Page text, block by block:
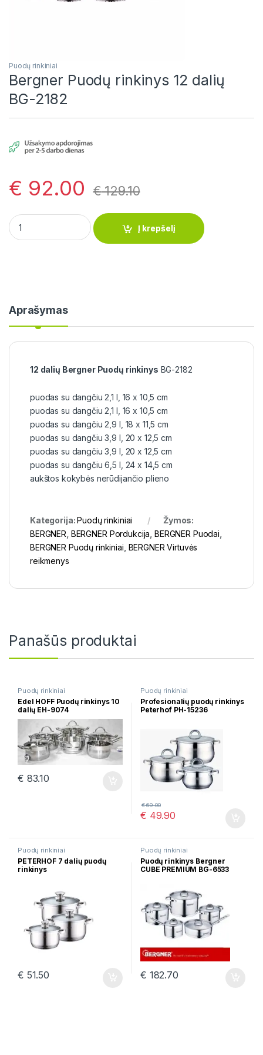
Puodų rinkiniai
Bergner Puodų rinkinys 12 dalių
BG-2182
€ 92.00 €129.10
Bergner Puodų rinkinys 12 dalių BG-2182 quantity
Į krepšelį
Aprašymas
12 dalių Bergner Puodų rinkinys BG-2182
puodas su dangčiu 2,1 l, 16 x 10,5 cm
puodas su dangčiu 2,1 l, 16 x 10,5 cm
puodas su dangčiu 2,9 l, 18 x 11,5 cm
puodas su dangčiu 3,9 l, 20 x 12,5 cm
puodas su dangčiu 3,9 l, 20 x 12,5 cm
puodas su dangčiu 6,5 l, 24 x 14,5 cm
aukštos kokybės nerūdijančio plieno
Kategorija:Puodų rinkiniai
Žymos:
BERGNER BERGNER Pordukcija BERGNER Puodai
BERGNER Puodų rinkiniai BERGNER Virtuvės
reikmenys
Panašūs produktai
Puodų rinkiniai
Edel HOFF Puodų rinkinys 10
dalių EH-9074
€ 83.10
Puodų rinkiniai
Profesionalių puodų rinkinys
Peterhof PH-15236
€ 49.90
€69.00
Puodų rinkiniai
PETERHOF 7 dalių puodų
rinkinys
€ 51.50
Puodų rinkiniai
Puodų rinkinys Bergner
CUBE PREMIUM BG-6533
€ 182.70